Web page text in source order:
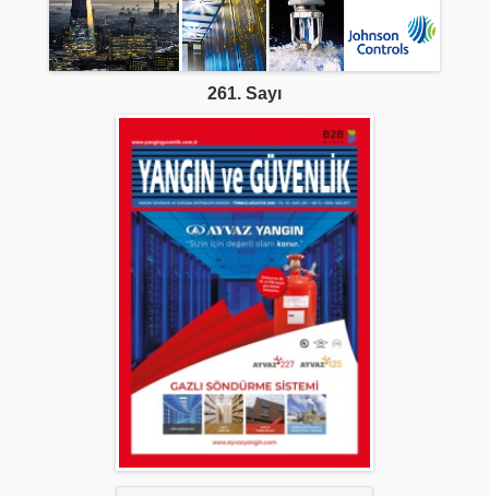
261. Sayı